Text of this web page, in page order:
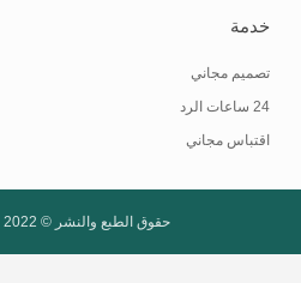
خدمة
تصميم مجاني
24 ساعات الرد
اقتباس مجاني
حقوق الطبع والنشر © 2022